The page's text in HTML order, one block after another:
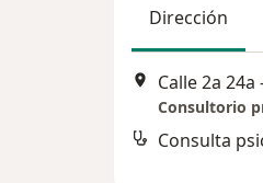
Dirección
Calle 2a 24a
Consultorio